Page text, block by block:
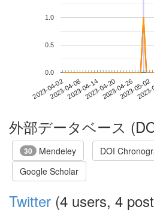
2023-04-022023-04-082023-04-142023-04-202023-04-262023-05-02
0.0
0.5
1.0
外部データベース
30 Mendeley
DOI
Google Scholar
Twitter (4 users, 4